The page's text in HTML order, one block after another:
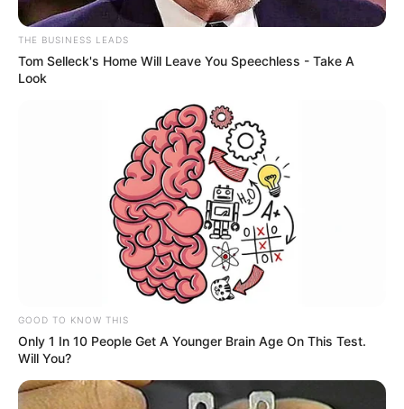
THE BUSINESS LEADS
Tom Selleck's Home Will Leave You Speechless - Take A
Look
GOOD TO KNOW THIS
Only 1 In 10 People Get A Younger Brain Age On This Test.
Will You?